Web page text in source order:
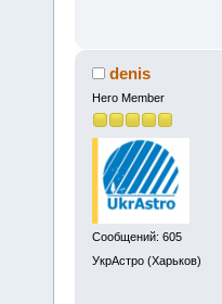
denis
Hero Member
Сообщений: 605
УкрАстро (Харьков)